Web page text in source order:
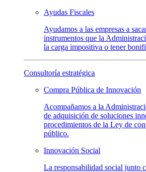
Ayudas Fiscales
Ayudamos a las empresas a
instrumentos que la
la carga impositiva o tener
Consultoría estratégica
Compra Pública de Innovación
Acompañamos a la
de adquisición de soluciones
procedimientos de la Ley de
público.
Innovación Social
La responsabilidad social junto